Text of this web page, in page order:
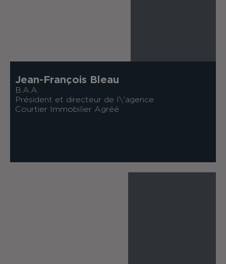
Jean-François Bleau
B.A.A.
Président et directeur de l\'agence
Courtier Immobilier Agréé